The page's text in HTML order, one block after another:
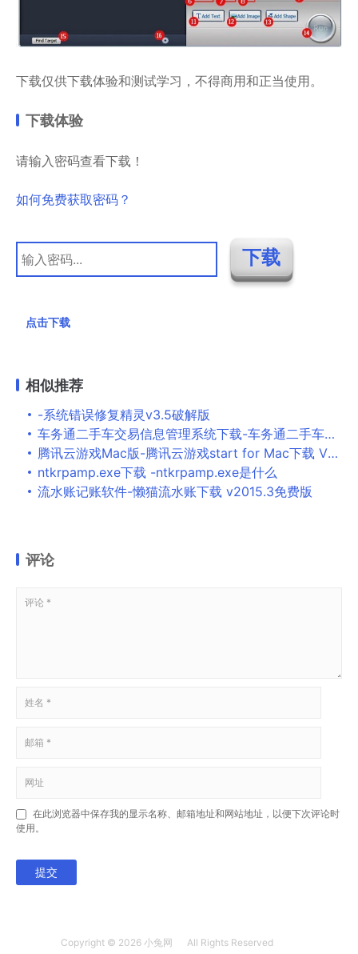
下载仅供下载体验和测试学习，不得商用和正当使用。
下载体验
请输入密码查看下载！
如何免费获取密码？
点击下载
相似推荐
-系统错误修复精灵v3.5破解版
车务通二手车交易信息管理系统下载-车务通二手车交易信息管理系统 V2 官方版
腾讯云游戏Mac版-腾讯云游戏start for Mac下载 V0.301.10519
ntkrpamp.exe下载 -ntkrpamp.exe是什么
流水账记账软件-懒猫流水账下载 v2015.3免费版
评论
在此浏览器中保存我的显示名称、邮箱地址和网站地址，以便下次评论时
使用。
提交
Copyright © 2026 小兔网 All Rights Reserved